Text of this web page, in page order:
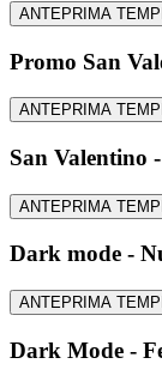
ANTEPRIMA
Promo San
ANTEPRIMA
San Valentino
ANTEPRIMA
Dark mode -
ANTEPRIMA
Dark Mode -